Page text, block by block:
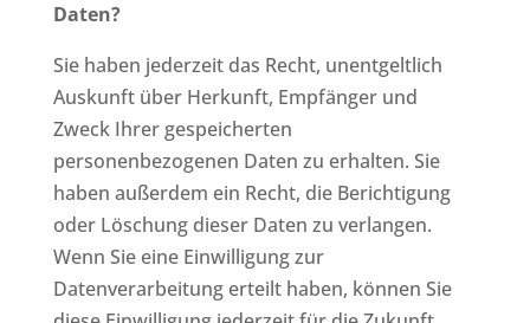
Daten?
Sie haben jederzeit das Recht, unentgeltlich
Auskunft über Herkunft, Empfänger und
Zweck Ihrer gespeicherten
personenbezogenen Daten zu erhalten. Sie
haben außerdem ein Recht, die Berichtigung
oder Löschung dieser Daten zu verlangen.
Wenn Sie eine Einwilligung zur
Datenverarbeitung erteilt haben, können Sie